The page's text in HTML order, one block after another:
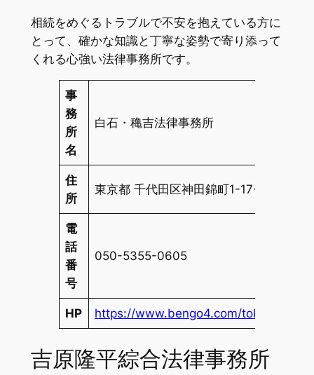
相続をめぐるトラブルで不安を抱えている方に
とって、確かな知識と丁寧な姿勢で寄り添って
くれる心強い法律事務所です。
事
務
所
名
白石・穐吉法律事務所
住
所
東京都 千代田区神田錦町1-17-4 錦町司
電
話
番
号
050-5355-0605
HP https://www.bengo4.com/tokyo/
吉原隆平綜合法律事務所